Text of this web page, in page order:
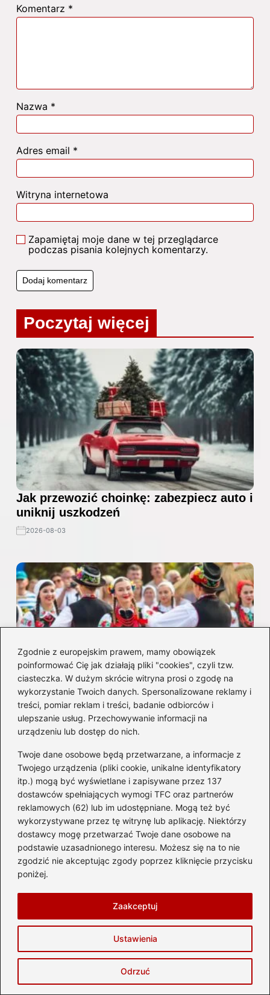
Zgodnie z europejskim prawem, mamy obowiązek
poinformować Cię jak działają pliki "cookies", czyli tzw.
ciasteczka. W dużym skrócie witryna prosi o zgodę na
wykorzystanie Twoich danych. Spersonalizowane reklamy i
treści, pomiar reklam i treści, badanie odbiorców i
ulepszanie usług. Przechowywanie informacji na
urządzeniu lub dostęp do nich.
Twoje dane osobowe będą przetwarzane, a informacje z
Twojego urządzenia (pliki cookie, unikalne identyfikatory
itp.) mogą być wyświetlane i zapisywane przez 137
dostawców spełniających wymogi TFC oraz partnerów
reklamowych (62) lub im udostępniane. Mogą też być
wykorzystywane przez tę witrynę lub aplikację. Niektórzy
dostawcy mogę przetwarzać Twoje dane osobowe na
podstawie uzasadnionego interesu. Możesz się na to nie
zgodzić nie akceptując zgody poprzez kliknięcie przycisku
poniżej.
Ustawienia
Odrzuć
Zaakceptuj
Komentarz *
Nazwa *
Adres email *
Witryna internetowa
Zapamiętaj moje dane w tej przeglądarce
podczas pisania kolejnych komentarzy.
Poczytaj więcej
Jak przewozić choinkę: zabezpiecz auto i
uniknij uszkodzeń
2026-08-03
Odkryj fascynujące atrakcje kulturowe,
które musisz zobaczyć w Polsce
2026-03-31
Poznaj, ile kosztował bilet na koncert
Genzy i czy warto było na niego iść